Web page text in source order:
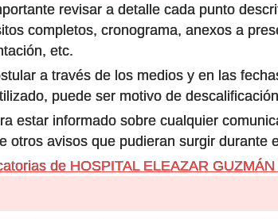
revisar a detalle cada punto
completos, cronograma, anexos a
etc.
a través de los medios y en las
puede ser motivo de
estar informado sobre cualquier
otros avisos que pudieran surgir durante
de HOSPITAL ELEAZAR